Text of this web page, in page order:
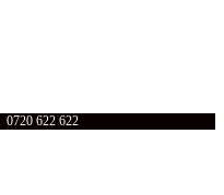
0720 622 622